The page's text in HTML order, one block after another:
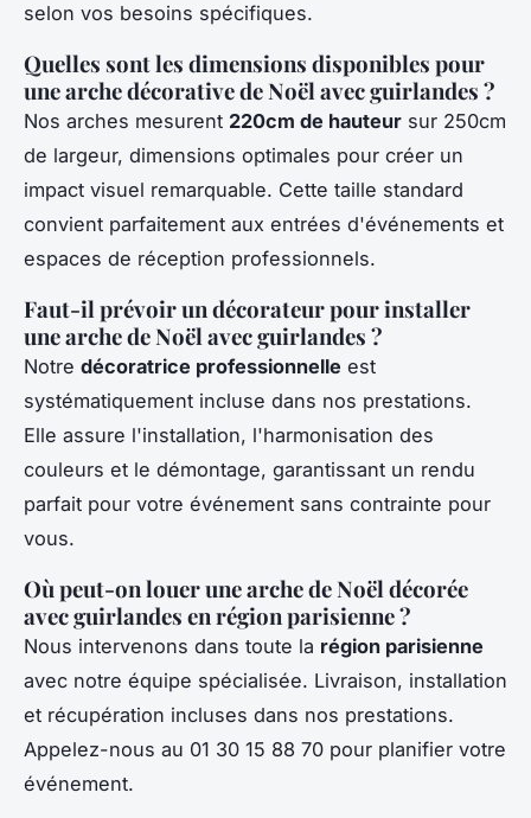
selon vos besoins spécifiques.
Quelles sont les dimensions disponibles pour
une arche décorative de Noël avec guirlandes ?
Nos arches mesurent 220cm de hauteur sur 250cm
de largeur, dimensions optimales pour créer un
impact visuel remarquable. Cette taille standard
convient parfaitement aux entrées d'événements et
espaces de réception professionnels.
Faut-il prévoir un décorateur pour installer
une arche de Noël avec guirlandes ?
Notre décoratrice professionnelle est
systématiquement incluse dans nos prestations.
Elle assure l'installation, l'harmonisation des
couleurs et le démontage, garantissant un rendu
parfait pour votre événement sans contrainte pour
vous.
Où peut-on louer une arche de Noël décorée
avec guirlandes en région parisienne ?
Nous intervenons dans toute la région parisienne
avec notre équipe spécialisée. Livraison, installation
et récupération incluses dans nos prestations.
Appelez-nous au 01 30 15 88 70 pour planifier votre
événement.